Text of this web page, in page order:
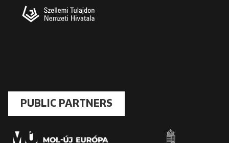
PUBLIC PARTNERS